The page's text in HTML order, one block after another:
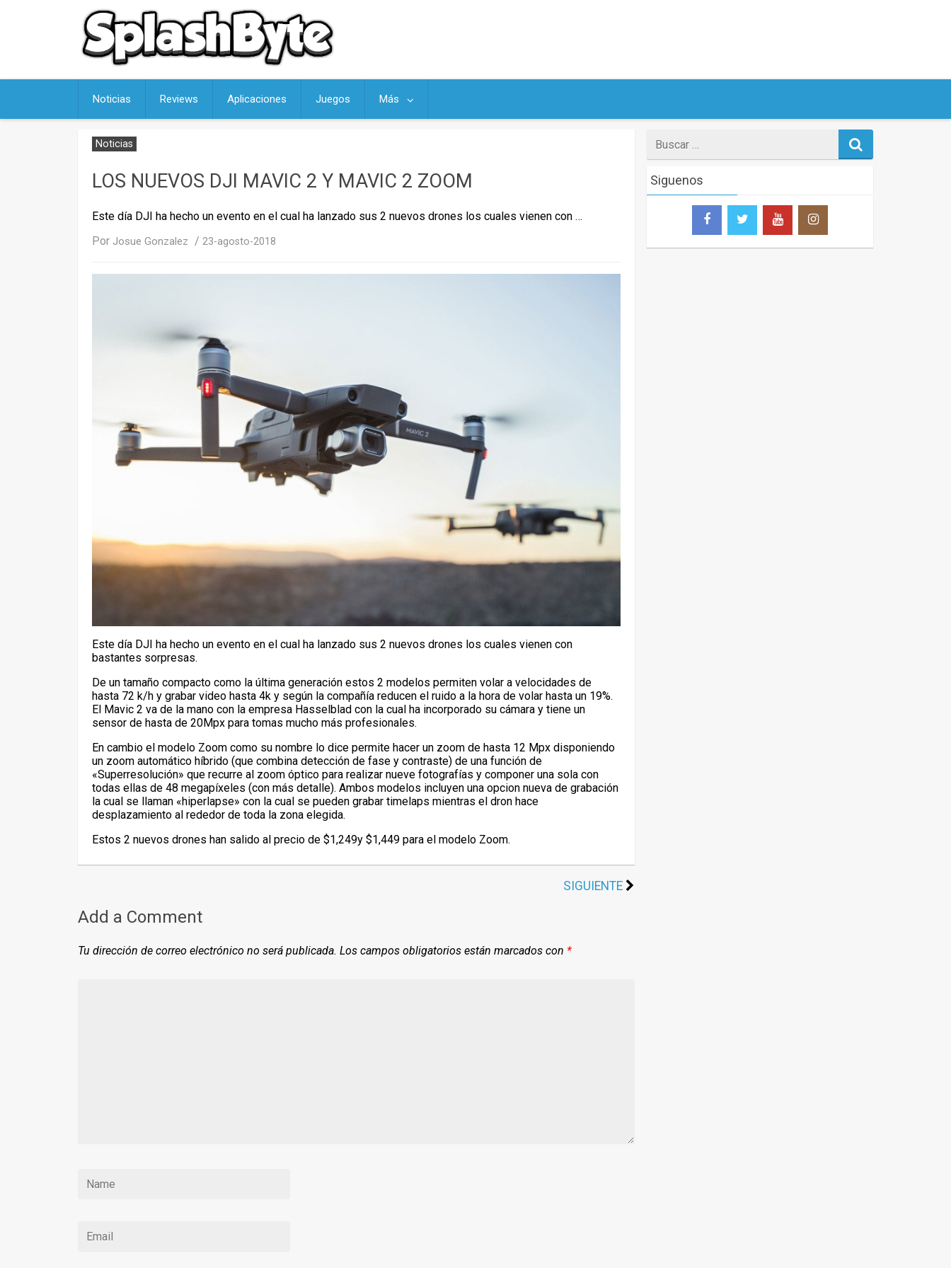
Noticias Reviews Aplicaciones Juegos Más
Noticias
LOS NUEVOS DJI MAVIC 2 Y MAVIC 2 ZOOM
Este día DJI ha hecho un evento en el cual ha lanzado sus 2 nuevos drones los cuales vienen con …
Por Josue Gonzalez / 23-agosto-2018
Este día DJI ha hecho un evento en el cual ha lanzado sus 2 nuevos drones los cuales vienen con
bastantes sorpresas.
De un tamaño compacto como la última generación estos 2 modelos permiten volar a velocidades de
hasta 72 k/h y grabar video hasta 4k y según la compañía reducen el ruido a la hora de volar hasta un 19%.
El Mavic 2 va de la mano con la empresa Hasselblad con la cual ha incorporado su cámara y tiene un
sensor de hasta de 20Mpx para tomas mucho más profesionales.
En cambio el modelo Zoom como su nombre lo dice permite hacer un zoom de hasta 12 Mpx disponiendo
un zoom automático híbrido (que combina detección de fase y contraste) de una función de
«Superresolución» que recurre al zoom óptico para realizar nueve fotografías y componer una sola con
todas ellas de 48 megapíxeles (con más detalle). Ambos modelos incluyen una opcion nueva de grabación
la cual se llaman «hiperlapse» con la cual se pueden grabar timelaps mientras el dron hace
desplazamiento al rededor de toda la zona elegida.
Estos 2 nuevos drones han salido al precio de $1,249y $1,449 para el modelo Zoom.
SIGUIENTE
Add a Comment
Tu dirección de correo electrónico no será publicada. Los campos obligatorios están marcados con *
for
Siguenos